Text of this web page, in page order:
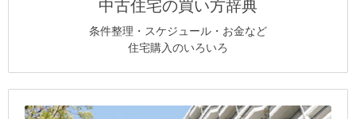
中古住宅の買い方辞典
条件整理・スケジュール・お金など
住宅購入のいろいろ